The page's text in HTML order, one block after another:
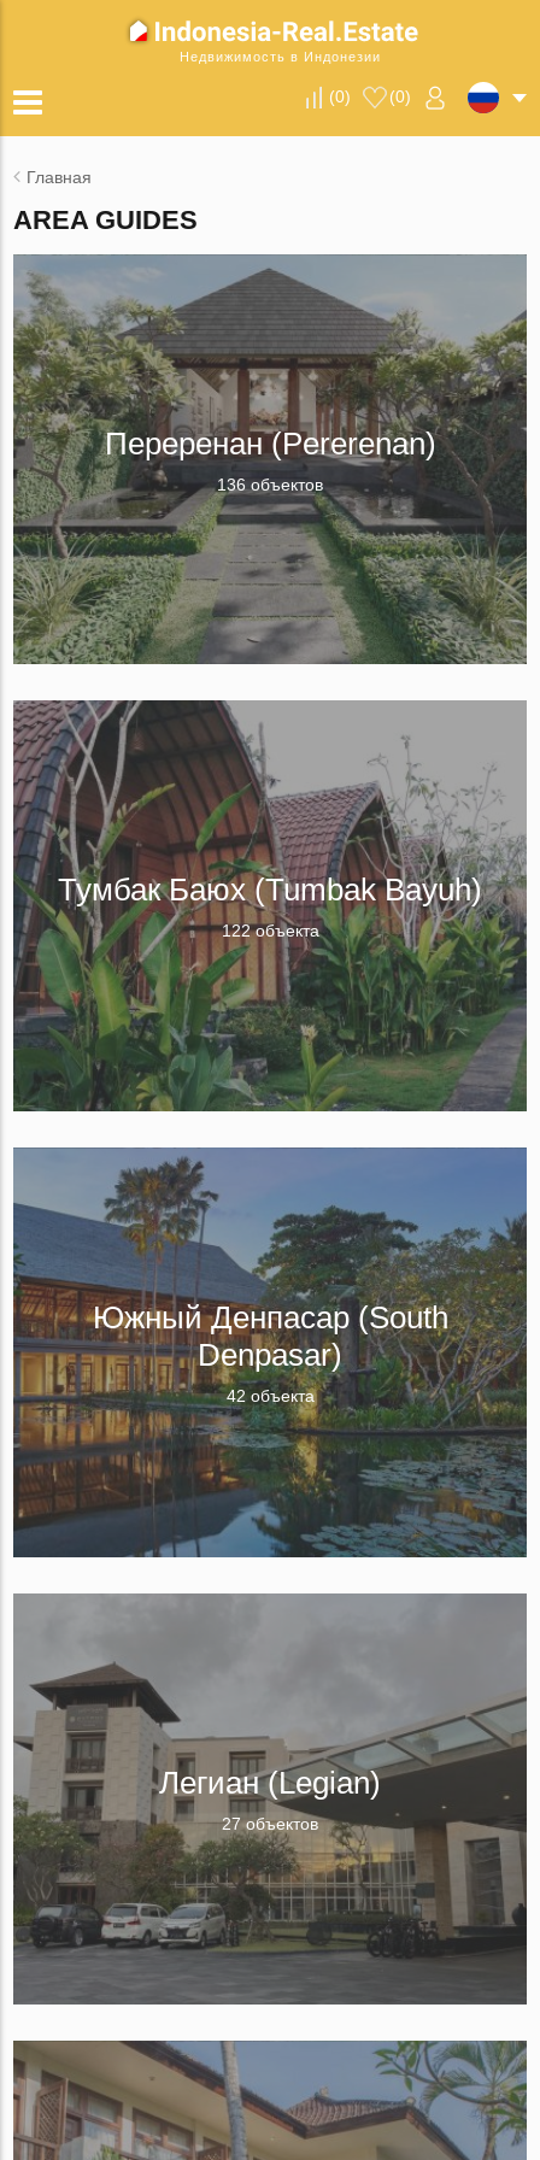
Недвижимость в Индонезии
(0) (0)
Главная
AREA GUIDES
Переренан (Pererenan)
136 объектов
Тумбак Баюх (Tumbak Bayuh)
122 объекта
Южный Денпасар (South
Denpasar)
42 объекта
Легиан (Legian)
27 объектов